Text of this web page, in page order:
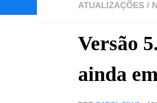
ATUALIZAÇÕES /
Versão
ainda